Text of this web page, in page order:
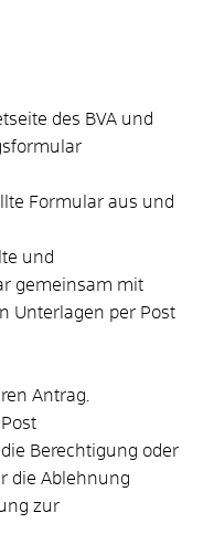
des BVA und
Formular aus und
und
gemeinsam mit
Unterlagen per Post
Antrag.
Berechtigung oder
die Ablehnung
zur